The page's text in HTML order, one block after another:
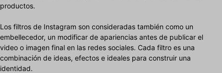
productos.
Los filtros de Instagram son consideradas también como un
embellecedor, un modificar de apariencias antes de publicar el
video o imagen final en las redes sociales. Cada filtro es una
combinación de ideas, efectos e ideales para construir una
identidad.